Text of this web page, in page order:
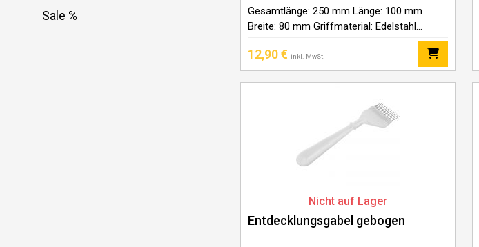
Sale %
Gesamtlänge: 250 mm Länge: 100 mm
Breite: 80 mm Griffmaterial: Edelstahl
Nadeln: Edelstahl Anzahl der Nadeln: –
hauptteil – 18 Stück
12,90€ inkl. MwSt.
Nicht auf Lager
Entdecklungsgabel gebogen